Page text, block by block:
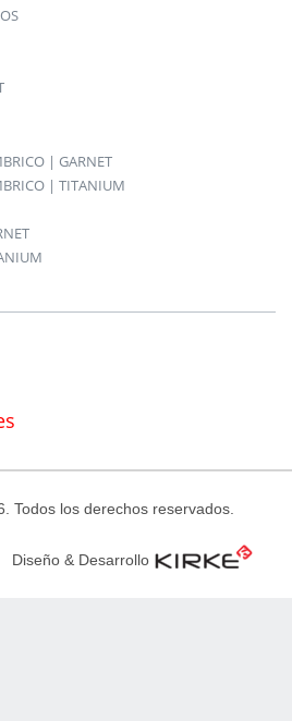
| GARNET
| TITANIUM
Todos los derechos reservados.
Diseño & Desarrollo